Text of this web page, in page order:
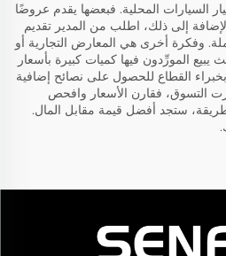
السيارات المحلية. فبعضها يقدم عروضًا
إلى ذلك، اطلب من المدير تقديم
وفكرة أخرى هي المعارض التجارية أو
يبيع المورِّدون فيها كميات كبيرة بأسعار
القطاع للحصول على نصائح إضافية
التسوق، فقارن الأسعار وافحص
ستجد أفضل قيمة مقابل المال.